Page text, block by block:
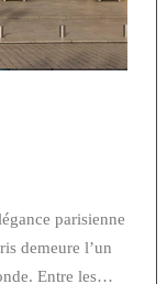
parisienne
demeure l’un
Entre les…